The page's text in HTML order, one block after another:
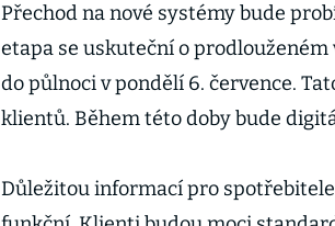
Přechod na nové systémy bude
etapa se uskuteční o prodlouženém
do půlnoci v pondělí 6. července.
klientů. Během této doby bude
Důležitou informací pro